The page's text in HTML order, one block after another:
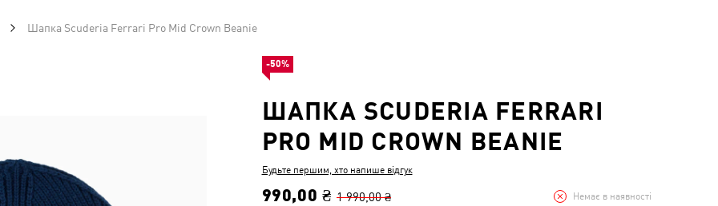
Шапка Scuderia Ferrari Pro Mid Crown Beanie
ШАПКА SCUDERIA FERRARI
PRO MID CROWN BEANIE
Будьте першим, хто напише відгук
990,00 ₴ 1 990,00 ₴ Немає в наявності
-50%